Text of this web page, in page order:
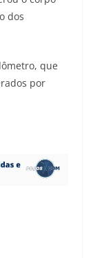
dos
que
por